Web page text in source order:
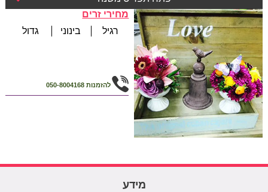
מחירי זרים
רגיל
בינוני גדול
להזמנות 050-8004168
מידע